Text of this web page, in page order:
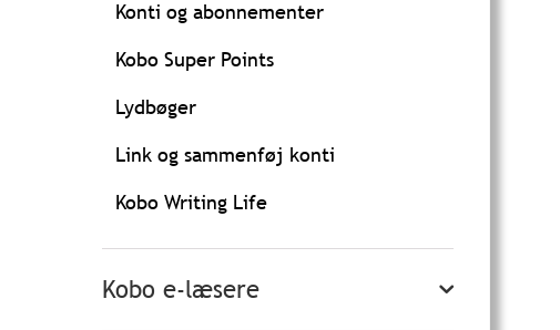
Konti og abonnementer
Kobo Super Points
Lydbøger
Link og sammenføj konti
Kobo Writing Life
Kobo e-læsere